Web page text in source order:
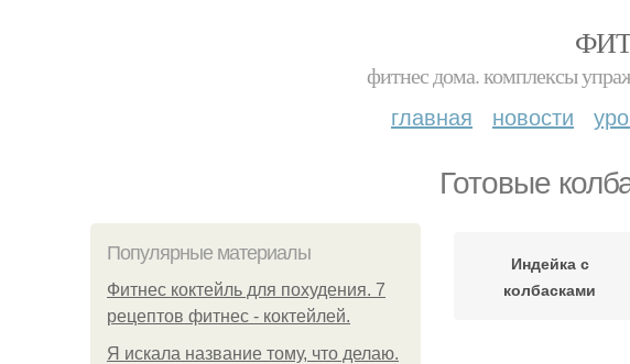
фитнес дома. комплексы
главная новости
Готовые
Популярные материалы
Фитнес коктейль для похудения. 7
рецептов фитнес - коктейлей.
Я искала название тому, что делаю.
Индейка с
колбасками